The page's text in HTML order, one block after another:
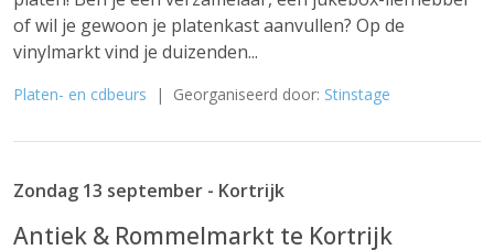
of wil je gewoon je platenkast aanvullen? Op de
vinylmarkt vind je duizenden...
Platen- en cdbeurs | Georganiseerd door: Stinstage
Zondag 13 september - Kortrijk
Antiek & Rommelmarkt te Kortrijk